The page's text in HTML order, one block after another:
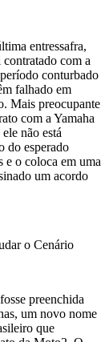
entressafra,
com a
conturbado
falhado em
Mais preocupante
com a Yamaha
não está
do esperado
e o coloca em uma
um acordo
o Cenário
preenchida
um novo nome
que